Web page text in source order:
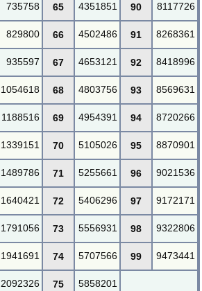
735758 65 4351851 90 8117726
829800 66 4502486 91 8268361
935597 67 4653121 92 8418996
1054618 68 4803756 93 8569631
1188516 69 4954391 94 8720266
1339151 70 5105026 95 8870901
1489786 71 5255661 96 9021536
1640421 72 5406296 97 9172171
1791056 73 5556931 98 9322806
1941691 74 5707566 99 9473441
2092326 75 5858201